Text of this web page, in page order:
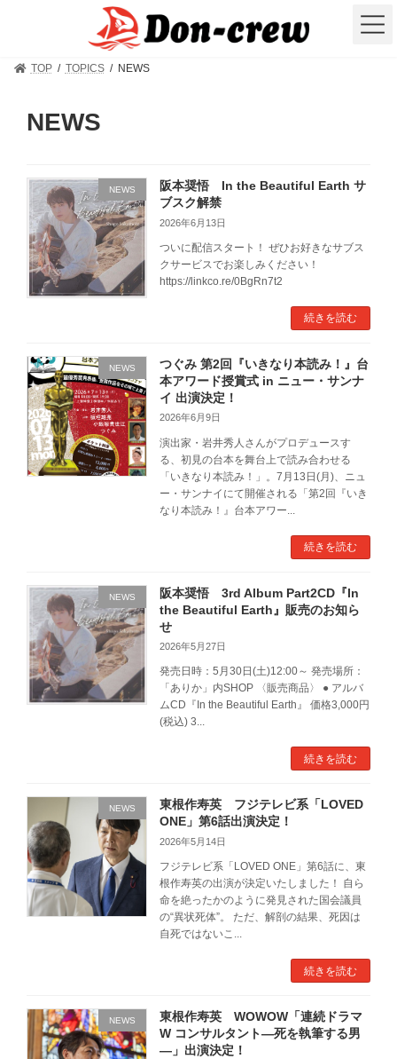
TOP TOPICS NEWS
NEWS
NEWS
阪本奨悟 In the Beautiful Earth サ
ブスク解禁
2026年6月13日
ついに配信スタート！ ぜひお好きなサブス
クサービスでお楽しみください！
https://linkco.re/0BgRn7t2
続きを読む
NEWS
つぐみ 第2回『いきなり本読み！』台
本アワード授賞式 in ニュー・サンナ
イ 出演決定！
2026年6月9日
演出家・岩井秀人さんがプロデュースす
る、初見の台本を舞台上で読み合わせる
「いきなり本読み！」。7月13日(月)、ニュ
ー・サンナイにて開催される「第2回『いき
なり本読み！』台本アワー...
続きを読む
NEWS
阪本奨悟 3rd Album Part2CD『In
the Beautiful Earth』販売のお知ら
せ
2026年5月27日
発売日時：5月30日(土)12:00～ 発売場所：
「ありか」内SHOP 〈販売商品〉 ● アルバ
ムCD『In the Beautiful Earth』 価格3,000円
(税込) 3...
続きを読む
NEWS
東根作寿英 フジテレビ系「LOVED
ONE」第6話出演決定！
2026年5月14日
フジテレビ系「LOVED ONE」第6話に、東
根作寿英の出演が決定いたしました！ 自ら
命を絶ったかのように発見された国会議員
の“異状死体”。 ただ、解剖の結果、死因は
自死ではないこ...
続きを読む
NEWS
東根作寿英 WOWOW「連続ドラマ
W コンサルタント―死を執筆する男
―」出演決定！